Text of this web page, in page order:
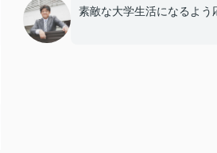
素敵な大学生活になるよう